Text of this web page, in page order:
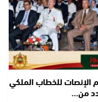
الإنصات للخطاب الملكي
من…